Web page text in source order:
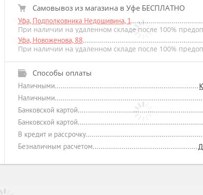
Самовывоз из магазина в Уфе БЕСПЛАТНО
Уфа, Подполковника Недошивина, 1
При наличии на удаленном складе после 100%
Уфа, Новоженова, 88
При наличии на удаленном складе после 100%
Способы оплаты
Наличными
Наличными
Банковской картой
Банковской картой
В кредит и рассрочку
Безналичным расчетом